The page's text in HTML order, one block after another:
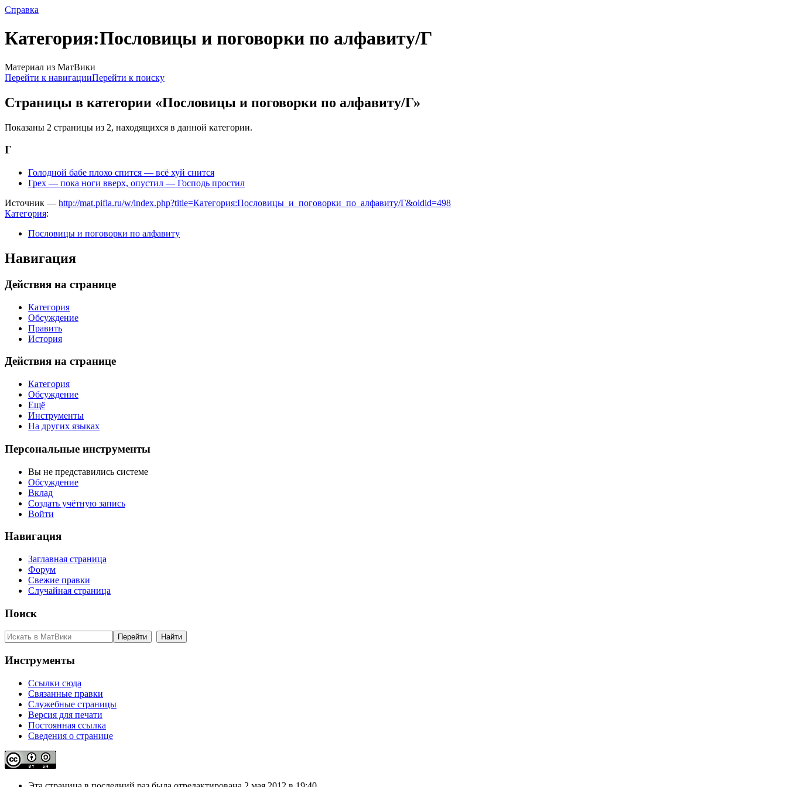
Справка
Категория:Пословицы и поговорки по алфавиту/Г
Материал из МатВики
Перейти к навигацииПерейти к поиску
Страницы в категории «Пословицы и поговорки по алфавиту/Г»
Показаны 2 страницы из 2, находящихся в данной категории.
Г
Голодной бабе плохо спится — всё хуй снится
Грех — пока ноги вверх, опустил — Господь простил
Источник — http://mat.pifia.ru/w/index.php?title=Категория:Пословицы_и_поговорки_по_алфавиту/Г&oldid=498
Категория:
Пословицы и поговорки по алфавиту
Навигация
Действия на странице
Категория
Обсуждение
Править
История
Действия на странице
Категория
Обсуждение
Ещё
Инструменты
На других языках
Персональные инструменты
Вы не представились системе
Обсуждение
Вклад
Создать учётную запись
Войти
Навигация
Заглавная страница
Форум
Свежие правки
Случайная страница
Поиск
Инструменты
Ссылки сюда
Связанные правки
Служебные страницы
Версия для печати
Постоянная ссылка
Сведения о странице